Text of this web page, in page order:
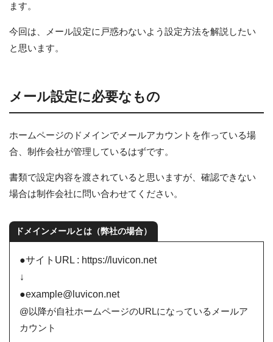
ます。
今回は、メール設定に戸惑わないよう設定方法を解説したい
と思います。
メール設定に必要なもの
ホームページのドメインでメールアカウントを作っている場
合、制作会社が管理しているはずです。
書類で設定内容を渡されていると思いますが、確認できない
場合は制作会社に問い合わせてください。
ドメインメールとは（弊社の場合）
●サイトURL : https://luvicon.net
↓
●example@luvicon.net
@以降が自社ホームページのURLになっているメールア
カウント